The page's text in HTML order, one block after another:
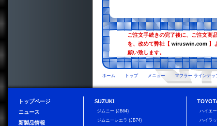
ご注文手続きの完了後に、ご注文商
を、改めて弊社【wiruswin.com 】
願い致します。
ホーム トップ メニュー マフラー ラインナッ
トップページ
ニュース
新製品情報
SUZUKI
ジムニー (JB64)
ジムニーシエラ (JB74)
ハイエ
ハイラ